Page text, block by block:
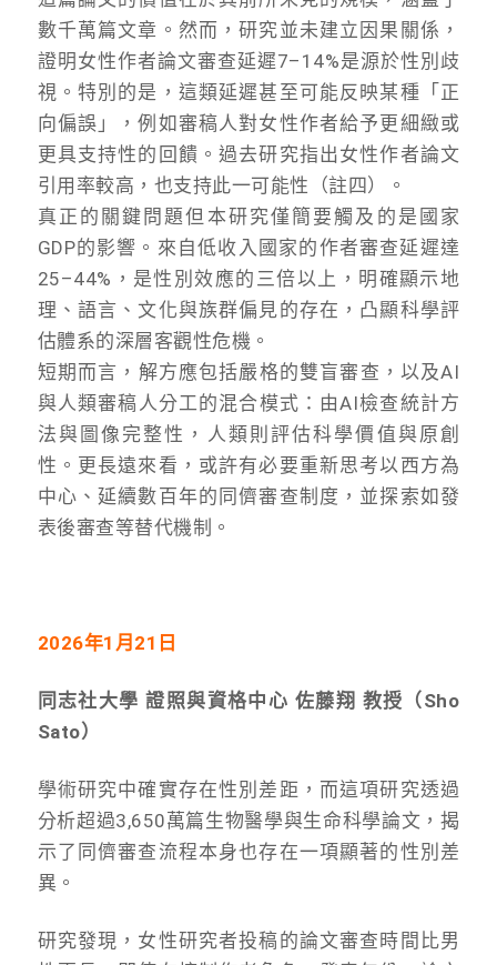
數千萬篇文章。然而，研究並未建立因果關係，
證明女性作者論文審查延遲7–14%是源於性別歧
視。特別的是，這類延遲甚至可能反映某種「正
向偏誤」，例如審稿人對女性作者給予更細緻或
更具支持性的回饋。過去研究指出女性作者論文
引用率較高，也支持此一可能性（註四）。
真正的關鍵問題但本研究僅簡要觸及的是國家
GDP的影響。來自低收入國家的作者審查延遲達
25–44%，是性別效應的三倍以上，明確顯示地
理、語言、文化與族群偏見的存在，凸顯科學評
估體系的深層客觀性危機。
短期而言，解方應包括嚴格的雙盲審查，以及AI
與人類審稿人分工的混合模式：由AI檢查統計方
法與圖像完整性，人類則評估科學價值與原創
性。更長遠來看，或許有必要重新思考以西方為
中心、延續數百年的同儕審查制度，並探索如發
表後審查等替代機制。
2026年1月21日
同志社大學 證照與資格中心 佐藤翔 教授（Sho
Sato）
學術研究中確實存在性別差距，而這項研究透過
分析超過3,650萬篇生物醫學與生命科學論文，揭
示了同儕審查流程本身也存在一項顯著的性別差
異。
研究發現，女性研究者投稿的論文審查時間比男